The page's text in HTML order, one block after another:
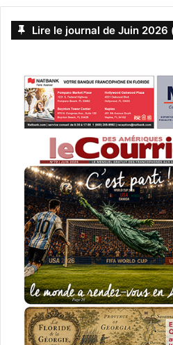
Lire le journal de Juin 2026